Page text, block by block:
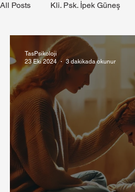
All Posts Kli. Psk. İpek Güneş
TasPsikoloji
23 Eki 2024
3 dakikada okunur